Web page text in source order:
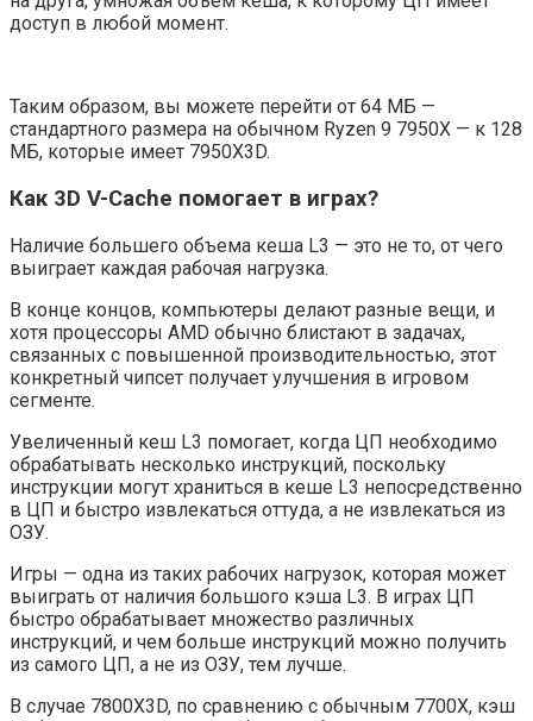
доступ в любой момент.
Таким образом, вы можете перейти от 64 МБ —
стандартного размера на обычном Ryzen 9 7950X — к 128
МБ, которые имеет 7950X3D.
Как 3D V-Cache помогает в играх?
Наличие большего объема кеша L3 — это не то, от чего
выиграет каждая рабочая нагрузка.
В конце концов, компьютеры делают разные вещи, и
хотя процессоры AMD обычно блистают в задачах,
связанных с повышенной производительностью, этот
конкретный чипсет получает улучшения в игровом
сегменте.
Увеличенный кеш L3 помогает, когда ЦП необходимо
обрабатывать несколько инструкций, поскольку
инструкции могут храниться в кеше L3 непосредственно
в ЦП и быстро извлекаться оттуда, а не извлекаться из
ОЗУ.
Игры — одна из таких рабочих нагрузок, которая может
выиграть от наличия большого кэша L3. В играх ЦП
быстро обрабатывает множество различных
инструкций, и чем больше инструкций можно получить
из самого ЦП, а не из ОЗУ, тем лучше.
В случае 7800X3D, по сравнению с обычным 7700X, кэш